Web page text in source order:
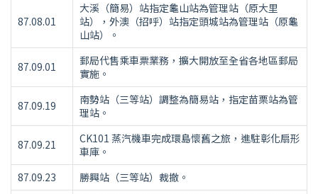
87.08.01
大溪（簡易）站指定龜山站為管理站（原大里
站），外澳（招呼）站指定頭城站為管理站（原龜
山站）。
87.09.01
郵局代售乘車票業務，擴大開放至全省各地區郵局
實施。
87.09.19
南勢站（三等站）調整為簡易站，指定苗栗站為管
理站。
87.09.21
CK101 蒸汽機車完成環島懷舊之旅，進駐彰化扇形
車庫。
87.09.23
勝興站（三等站）裁撤。